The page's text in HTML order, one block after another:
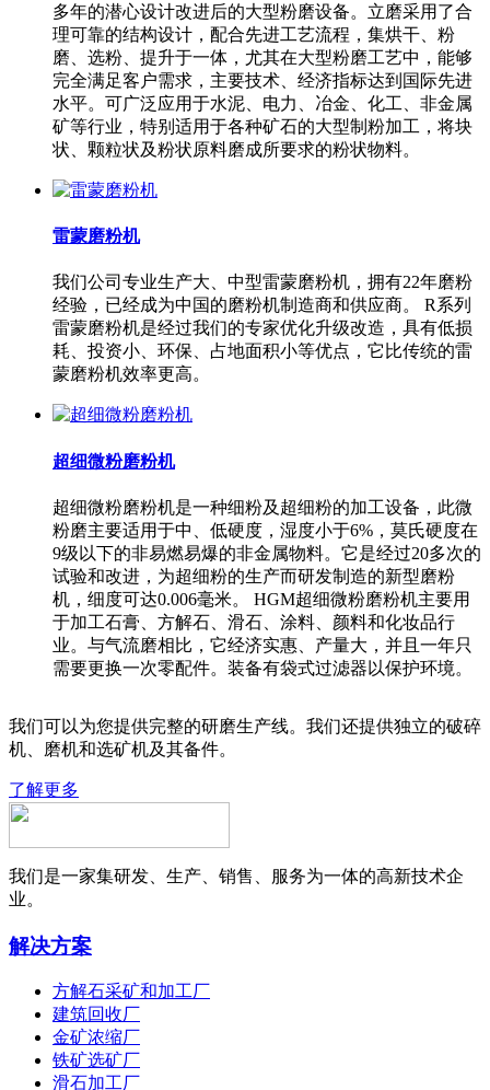
多年的潜心设计改进后的大型粉磨设备。立磨采用了合
理可靠的结构设计，配合先进工艺流程，集烘干、粉
磨、选粉、提升于一体，尤其在大型粉磨工艺中，能够
完全满足客户需求，主要技术、经济指标达到国际先进
水平。可广泛应用于水泥、电力、冶金、化工、非金属
矿等行业，特别适用于各种矿石的大型制粉加工，将块
状、颗粒状及粉状原料磨成所要求的粉状物料。
雷蒙磨粉机
我们公司专业生产大、中型雷蒙磨粉机，拥有22年磨粉
经验，已经成为中国的磨粉机制造商和供应商。 R系列
雷蒙磨粉机是经过我们的专家优化升级改造，具有低损
耗、投资小、环保、占地面积小等优点，它比传统的雷
蒙磨粉机效率更高。
超细微粉磨粉机
超细微粉磨粉机是一种细粉及超细粉的加工设备，此微
粉磨主要适用于中、低硬度，湿度小于6%，莫氏硬度在
9级以下的非易燃易爆的非金属物料。它是经过20多次的
试验和改进，为超细粉的生产而研发制造的新型磨粉
机，细度可达0.006毫米。 HGM超细微粉磨粉机主要用
于加工石膏、方解石、滑石、涂料、颜料和化妆品行
业。与气流磨相比，它经济实惠、产量大，并且一年只
需要更换一次零配件。装备有袋式过滤器以保护环境。
我们可以为您提供完整的研磨生产线。我们还提供独立的破碎
机、磨机和选矿机及其备件。
了解更多
我们是一家集研发、生产、销售、服务为一体的高新技术企
业。
解决方案
方解石采矿和加工厂
建筑回收厂
金矿浓缩厂
铁矿选矿厂
滑石加工厂